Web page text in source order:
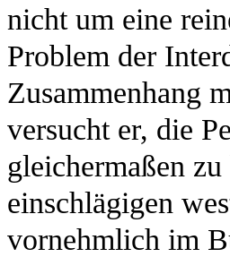
nicht um eine
Problem der
Zusammenhang
versucht er, die
gleichermaßen
einschlägigen
vornehmlich im